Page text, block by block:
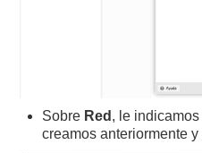
Sobre Red , le
creamos anteriormente